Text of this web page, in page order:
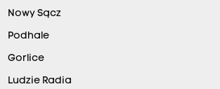
Nowy Sącz
Podhale
Gorlice
Ludzie Radia